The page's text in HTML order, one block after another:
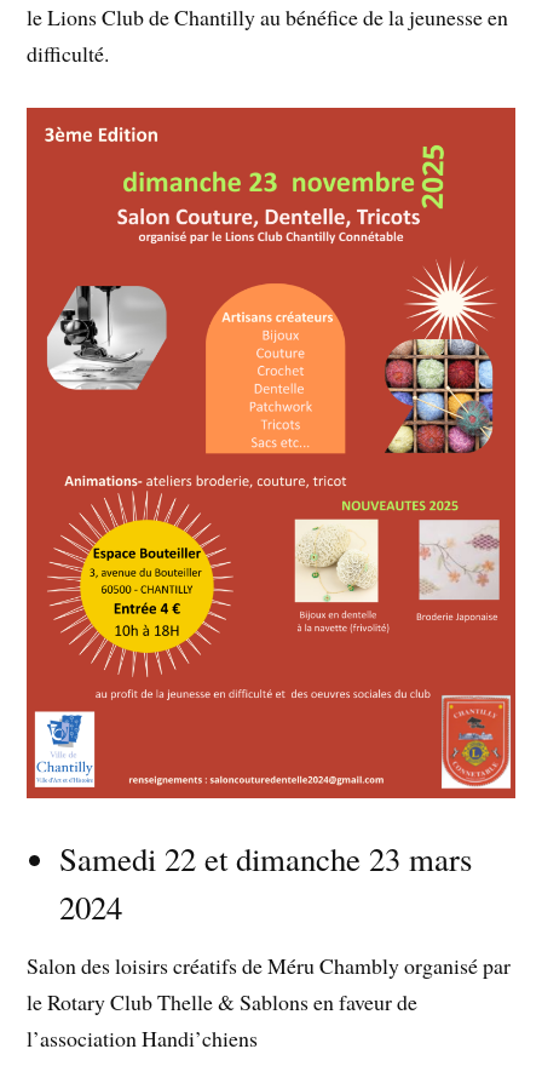
le Lions Club de Chantilly au bénéfice de la jeunesse en
difficulté.
Samedi 22 et dimanche 23 mars
2024
Salon des loisirs créatifs de Méru Chambly organisé par
le Rotary Club Thelle & Sablons en faveur de
l’association Handi’chiens